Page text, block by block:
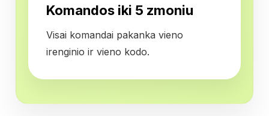
Komandos iki 5 zmoniu
Visai komandai pakanka vieno
irenginio ir vieno kodo.